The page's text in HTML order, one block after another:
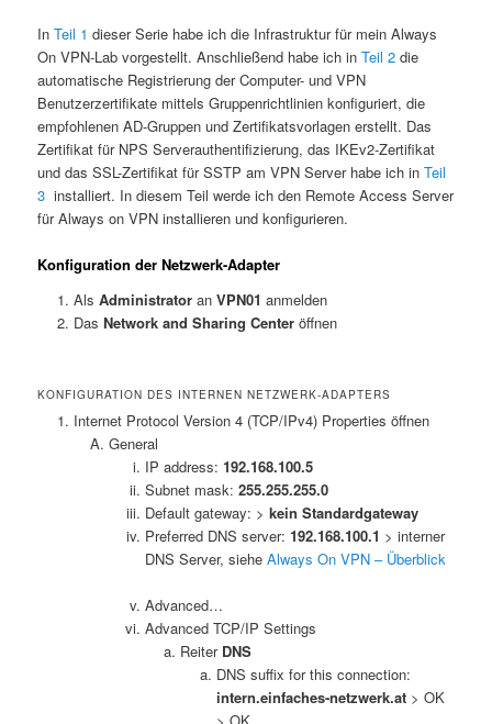
InTeil 1 dieser Serie habe ich die Infrastruktur für mein Always
On VPN-Lab vorgestellt. Anschließend habe ich inTeil 2 die
automatische Registrierung der Computer- und VPN
Benutzerzertifikate mittels Gruppenrichtlinien konfiguriert, die
empfohlenen AD-Gruppen und Zertifikatsvorlagen erstellt. Das
Zertifikat für NPS Serverauthentifizierung, das IKEv2-Zertifikat
und das SSL-Zertifikat für SSTP am VPN Server habe ich inTeil
3 installiert. In diesem Teil werde ich den Remote Access Server
für Always on VPN installieren und konfigurieren.
Konfiguration der Netzwerk-Adapter
Als Administratoran VPN01 anmelden
Das Network and Sharing Centeröffnen
KONFIGURATION DES INTERNEN NETZWERK-ADAPTERS
Internet Protocol Version 4 (TCP/IPv4) Properties öffnen
General
IP address: 192.168.100.5
Subnet mask: 255.255.255.0
Default gateway: > kein Standardgateway
Preferred DNS server: 192.168.100.1 > interner
DNS Server, siehe Always On VPN – Überblick
Advanced…
Advanced TCP/IP Settings
Reiter DNS
DNS suffix for this connection:
intern.einfaches-netzwerk.at> OK